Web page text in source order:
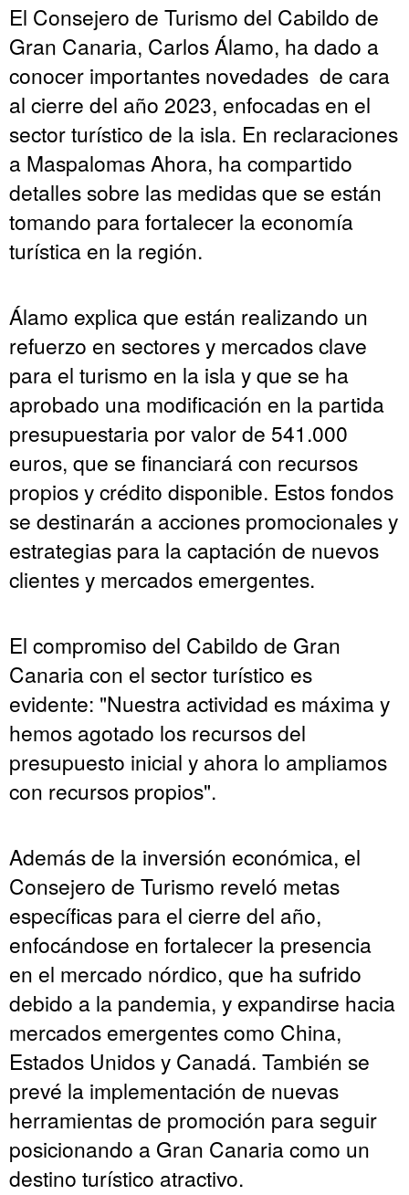
El Consejero de Turismo del Cabildo de
Gran Canaria, Carlos Álamo, ha dado a
conocer importantes novedades de cara
al cierre del año 2023, enfocadas en el
sector turístico de la isla. En reclaraciones
a Maspalomas Ahora, ha compartido
detalles sobre las medidas que se están
tomando para fortalecer la economía
turística en la región.
Álamo explica que están realizando un
refuerzo en sectores y mercados clave
para el turismo en la isla y que se ha
aprobado una modificación en la partida
presupuestaria por valor de 541.000
euros, que se financiará con recursos
propios y crédito disponible. Estos fondos
se destinarán a acciones promocionales y
estrategias para la captación de nuevos
clientes y mercados emergentes.
El compromiso del Cabildo de Gran
Canaria con el sector turístico es
evidente: "Nuestra actividad es máxima y
hemos agotado los recursos del
presupuesto inicial y ahora lo ampliamos
con recursos propios".
Además de la inversión económica, el
Consejero de Turismo reveló metas
específicas para el cierre del año,
enfocándose en fortalecer la presencia
en el mercado nórdico, que ha sufrido
debido a la pandemia, y expandirse hacia
mercados emergentes como China,
Estados Unidos y Canadá. También se
prevé la implementación de nuevas
herramientas de promoción para seguir
posicionando a Gran Canaria como un
destino turístico atractivo.